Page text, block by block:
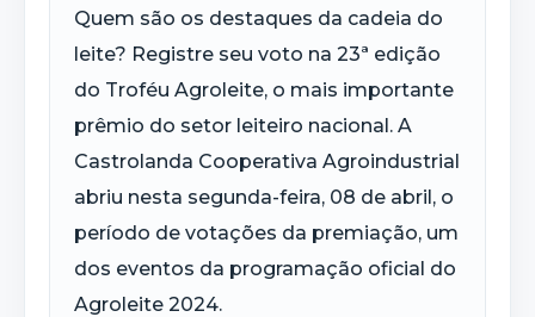
Quem são os destaques da cadeia do
leite? Registre seu voto na 23ª edição
do Troféu Agroleite, o mais importante
prêmio do setor leiteiro nacional. A
Castrolanda Cooperativa Agroindustrial
abriu nesta segunda-feira, 08 de abril, o
período de votações da premiação, um
dos eventos da programação oficial do
Agroleite 2024.